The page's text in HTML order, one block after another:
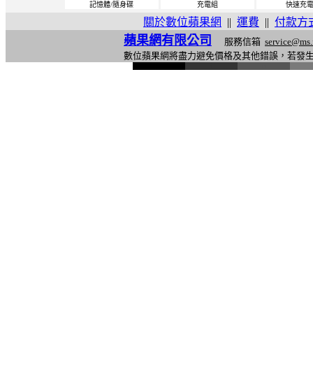
記憶體/隨身碟 充電組 快速充
關於數位蘋果網 || 運費 || 付款方
蘋果網有限公司 服務信箱
數位蘋果網將盡力避免價格及其他錯誤，若發